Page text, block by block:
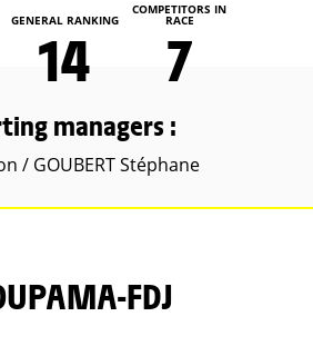
GENERAL RANKING
14
COMPETITORS IN
RACE
7
managers :
/ GOUBERT Stéphane